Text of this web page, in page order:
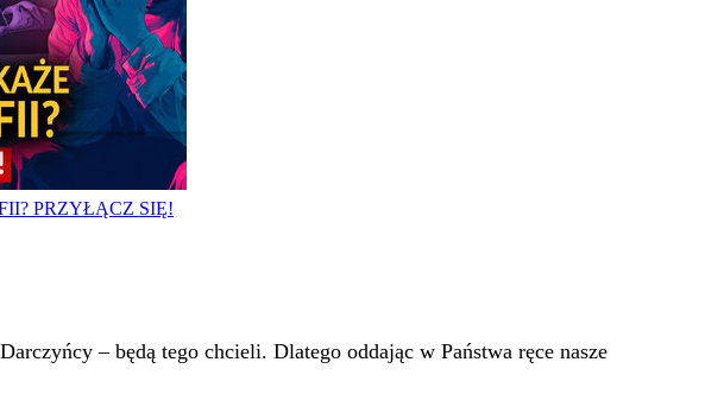
PRZYŁĄCZ SIĘ!
– będą tego chcieli. Dlatego oddając w Państwa ręce nasze